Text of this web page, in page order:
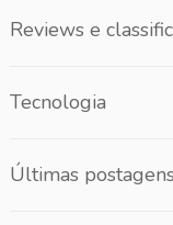
Reviews e
Tecnologia
Últimas